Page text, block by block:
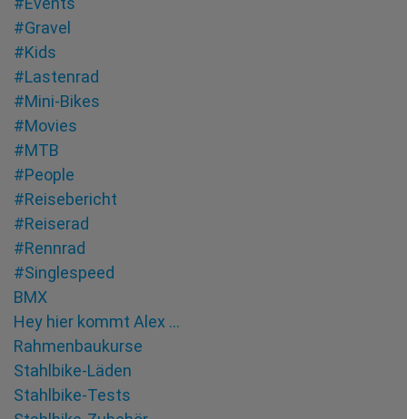
#Gravel
#Kids
#Lastenrad
#Mini-Bikes
#Movies
#MTB
#People
#Reisebericht
#Reiserad
#Rennrad
#Singlespeed
BMX
Hey hier kommt Alex …
Rahmenbaukurse
Stahlbike-Läden
Stahlbike-Tests